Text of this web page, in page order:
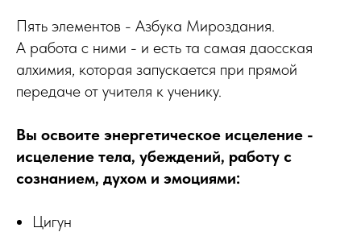
Пять элементов - Азбука Мироздания.
А работа с ними - и есть та самая даосская
алхимия, которая запускается при прямой
передаче от учителя к ученику.
Вы освоите энергетическое исцеление -
исцеление тела, убеждений, работу с
сознанием, духом и эмоциями:
Цигун